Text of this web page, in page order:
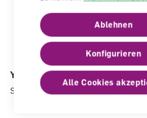
Young World 1 Pupil's Book
Schulbuch
Ablehnen
Konfigurieren
Alle Cookies